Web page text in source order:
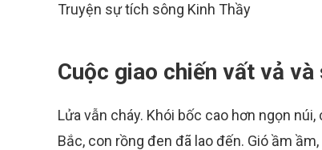
Truyện sự tích sông Kinh Thầy
Cuộc giao chiến vất vả
Lửa vẫn cháy. Khói bốc cao hơn ngọn
Bắc, con rồng đen đã lao đến. Gió ầm